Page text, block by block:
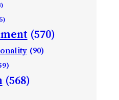
(570)
(90)
(568)